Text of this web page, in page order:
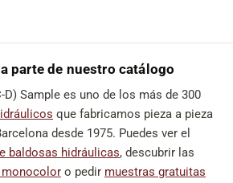
parte de nuestro catálogo
D) Sample es uno de los más de 300
que fabricamos pieza a pieza
desde 1975. Puedes ver el
baldosas hidráulicas, descubrir las
monocolor o pedir muestras gratuitas